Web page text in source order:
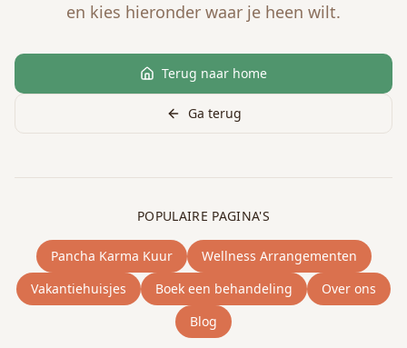
en kies hieronder waar je heen wilt.
Terug naar home
Ga terug
POPULAIRE PAGINA'S
Pancha Karma Kuur
Wellness Arrangementen
Vakantiehuisjes
Boek een behandeling
Over ons
Blog